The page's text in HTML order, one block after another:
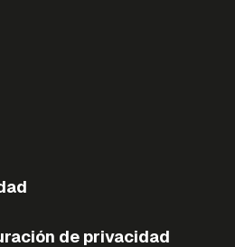
de privacidad